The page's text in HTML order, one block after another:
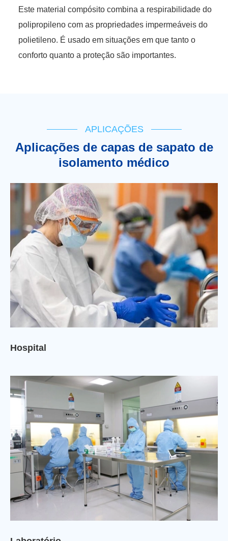
Este material compósito combina a respirabilidade do
polipropileno com as propriedades impermeáveis do
polietileno. É usado em situações em que tanto o
conforto quanto a proteção são importantes.
APLICAÇÕES
Aplicações de capas de sapato de
isolamento médico
Hospital